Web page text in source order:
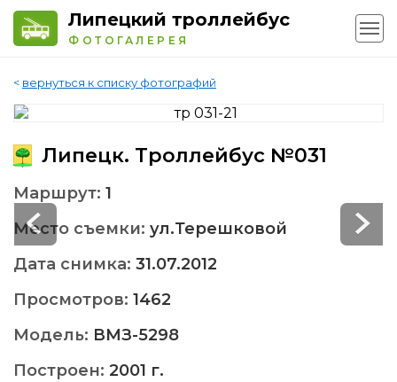
Липецкий троллейбус
ФОТОГАЛЕРЕЯ
< вернуться к списку фотографий
Липецк. Троллейбус №031
Маршрут: 1
Место съемки: ул.Терешковой
Дата снимка: 31.07.2012
Просмотров: 1462
Модель: ВМЗ-5298
Построен: 2001 г.